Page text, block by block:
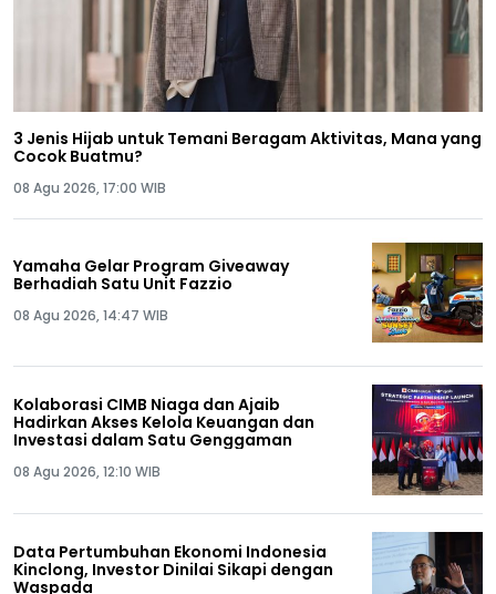
3 Jenis Hijab untuk Temani Beragam Aktivitas, Mana yang
Cocok Buatmu?
08 Agu 2026, 17:00 WIB
Yamaha Gelar Program Giveaway
Berhadiah Satu Unit Fazzio
08 Agu 2026, 14:47 WIB
Kolaborasi CIMB Niaga dan Ajaib
Hadirkan Akses Kelola Keuangan dan
Investasi dalam Satu Genggaman
08 Agu 2026, 12:10 WIB
Data Pertumbuhan Ekonomi Indonesia
Kinclong, Investor Dinilai Sikapi dengan
Waspada